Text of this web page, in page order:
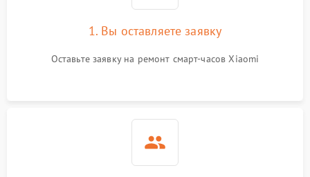
1. Вы оставляете заявку
Оставьте заявку на ремонт смарт-часов Xiaomi